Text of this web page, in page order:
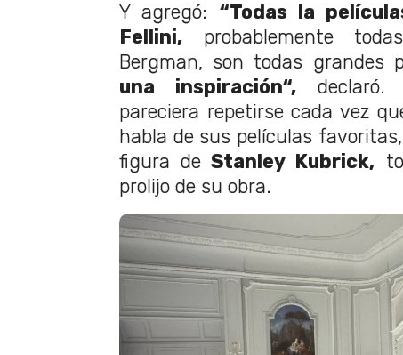
Y agregó: “Todas la
Fellini, probablemente
Bergman, son todas grandes
una inspiración“, declaró.
pareciera repetirse cada vez
habla de sus películas
figura de Stanley Kubrick,
prolijo de su obra.